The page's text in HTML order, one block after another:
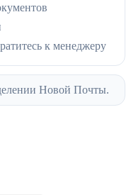
к менеджеру
Новой Почты.